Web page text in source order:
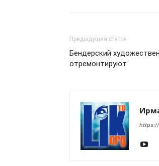
Предыдущая статья
Бендерский
отремонтируют